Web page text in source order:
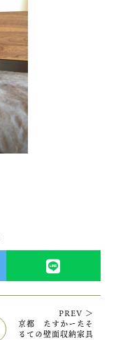
PREV ＞
京都 たすかーたそ
るての壁面収納家具